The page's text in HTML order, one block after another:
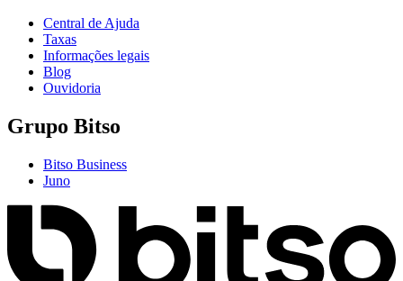
Central de Ajuda
Taxas
Informações legais
Blog
Ouvidoria
Grupo Bitso
Bitso Business
Juno